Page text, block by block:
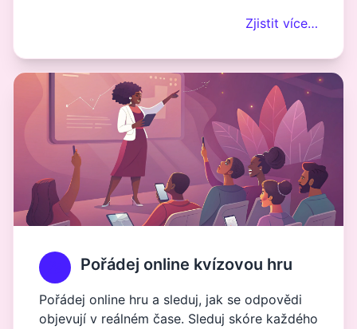
Zjistit více…
Pořádej online kvízovou hru
Pořádej online hru a sleduj, jak se odpovědi
objevují v reálném čase. Sleduj skóre každého